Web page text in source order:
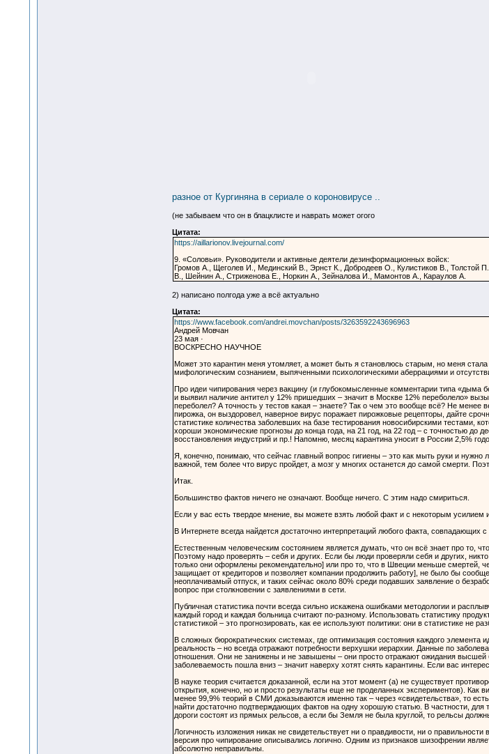
разное от Кургиняна в сериале о короновирусе ..
(не забываем что он в блацклисте и наврать может огого
Цитата:
https://aillarionov.livejournal.com/
9. «Соловьи». Руководители и активные деятели дезинформационных войск:
Громов А., Щеголев И., Мединский В., Эрнст К., Добродеев О., Кулистиков В., Толстой
В., Шейнин А., Стриженова Е., Норкин А., Зейналова И., Мамонтов А., Караулов А.
2) написано полгода уже а всё актуально
Цитата:
https://www.facebook.com/andrei.movchan/posts/3263592243696963
Андрей Мовчан
23 мая ·
ВОСКРЕСНО НАУЧНОЕ
Может это карантин меня утомляет, а может быть я становлюсь старым, но меня
мифологическим сознанием, выпяченными психологическими аберрациями и
Про идеи чипирования через вакцину (и глубокомысленные комментарии типа
и выявил наличие антител у 12% пришедших – значит в Москве 12% переболело»
переболел? А точность у тестов какая – знаете? Так о чем это вообще всё? Не
пирожка, он выздоровел, наверное вирус поражает пирожковые рецепторы, дайте
статистике количества заболевших на базе тестирования новосибирскими
хороши экономические прогнозы до конца года, на 21 год, на 22 год – с точностью
восстановления индустрий и пр.! Напомню, месяц карантина уносит в России 2,5%
Я, конечно, понимаю, что сейчас главный вопрос гигиены – это как мыть руки и нужно
важной, тем более что вирус пройдет, а мозг у многих останется до самой смерти.
Итак.
Большинство фактов ничего не означают. Вообще ничего. С этим надо смириться.
Если у вас есть твердое мнение, вы можете взять любой факт и с некоторым усилием
В Интернете всегда найдется достаточно интерпретаций любого факта,
Естественным человеческим состоянием является думать, что он всё знает про то,
Поэтому надо проверять – себя и других. Если бы люди проверяли себя и других,
только они оформлены рекомендательно] или про то, что в Швеции меньше смертей,
защищает от кредиторов и позволяет компании продолжить работу], не было бы
неоплачивамый отпуск, и таких сейчас около 80% среди подавших заявление о
вопрос при столкновении с заявлениями в сети.
Публичная статистика почти всегда сильно искажена ошибками методологии и
каждый город и каждая больница считают по-разному. Использовать статистику
статистикой – это прогнозировать, как ее используют политики: они в статистике не
В сложных бюрократических системах, где оптимизация состояния каждого
реальность – но всегда отражают потребности верхушки иерархии. Данные по
отношения. Они не занижены и не завышены – они просто отражают ожидания высшей
заболеваемость пошла вниз – значит наверху хотят снять карантины. Если вас
В науке теория считается доказанной, если на этот момент (а) не существует
открытия, конечно, но и просто результаты еще не проделанных экспериментов). Как
менее 99,9% теорий в СМИ доказываются именно так – через «свидетельства», то
найти достаточно подтверждающих фактов на одну хорошую статью. В частности,
дороги состоят из прямых рельсов, а если бы Земля не была круглой, то рельсы
Логичность изложения никак не свидетельствует ни о правдивости, ни о
версия про чипирование описывались логично. Одним из признаков шизофрении
абсолютно неправильны.